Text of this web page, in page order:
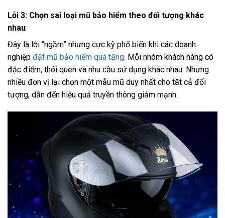
Lỗi 3: Chọn sai loại mũ bảo hiểm theo đối tượng khác
nhau
Đây là lỗi “ngầm” nhưng cực kỳ phổ biến khi các doanh
nghiệp đặt mũ bảo hiểm quà tặng. Mỗi nhóm khách hàng có
đặc điểm, thói quen và nhu cầu sử dụng khác nhau. Nhưng
nhiều đơn vị lại chọn một mẫu mũ duy nhất cho tất cả đối
tượng, dẫn đến hiệu quả truyền thông giảm mạnh.